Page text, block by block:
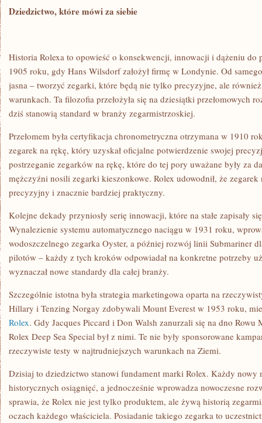
Dziedzictwo, które mówi za siebie
Historia Rolexa to opowieść o konsekwencji, innowacji i dążeniu do
1905 roku, gdy Hans Wilsdorf założył firmę w Londynie. Od
jasna – tworzyć zegarki, które będą nie tylko precyzyjne, ale
warunkach. Ta filozofia przełożyła się na dziesiątki przełomowych
dziś stanowią standard w branży zegarmistrzoskiej.
Przełomem była certyfikacja chronometryczna otrzymana w 1910
zegarek na rękę, który uzyskał oficjalne potwierdzenie swojej
postrzeganie zegarków na rękę, które do tej pory uważane były za
mężczyźni nosili zegarki kieszonkowe. Rolex udowodnił, że
precyzyjny i znacznie bardziej praktyczny.
Kolejne dekady przyniosły serię innowacji, które na stałe zapisały
Wynalezienie systemu automatycznego naciągu w 1931 roku,
wodoszczelnego zegarka Oyster, a później rozwój linii Submariner
pilotów – każdy z tych kroków odpowiadał na konkretne potrzeby
wyznaczał nowe standardy dla całej branży.
Szczególnie istotna była strategia marketingowa oparta na
Hillary i Tenzing Norgay zdobywali Mount Everest w 1953 roku,
Rolex. Gdy Jacques Piccard i Don Walsh zanurzali się na dno Rowu
Rolex Deep Sea Special był z nimi. Te nie były sponsorowane
rzeczywiste testy w najtrudniejszych warunkach na Ziemi.
Dzisiaj to dziedzictwo stanowi fundament marki Rolex. Każdy nowy
historycznych osiągnięć, a jednocześnie wprowadza nowoczesne
sprawia, że Rolex nie jest tylko produktem, ale żywą historią
oczach każdego właściciela. Posiadanie takiego zegarka to